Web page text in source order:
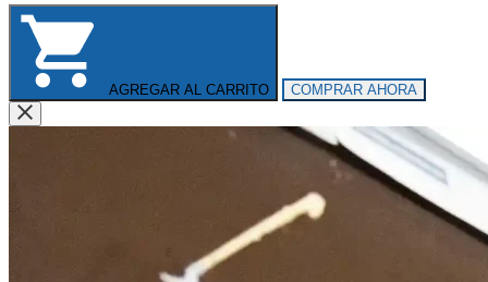
AGREGAR AL CARRITO COMPRAR AHORA